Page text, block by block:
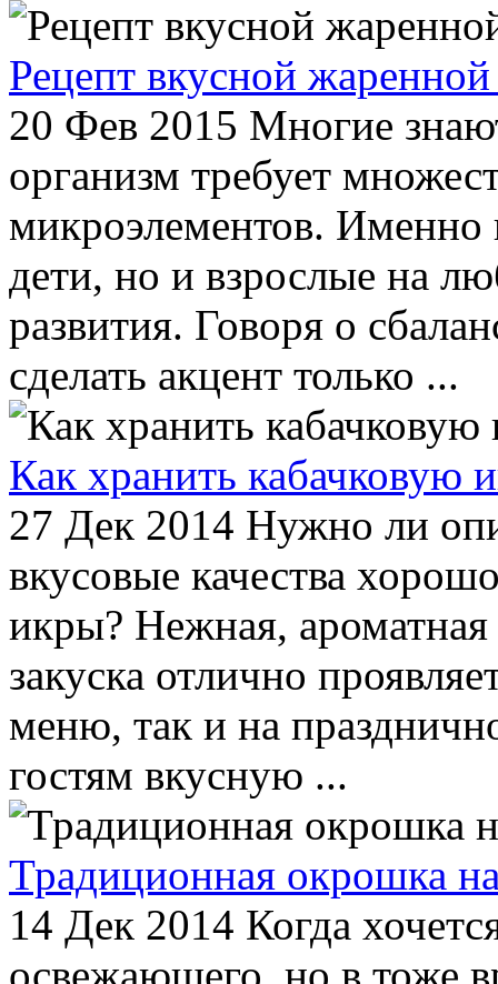
Рецепт вкусной
20 Фев 2015 Многие
организм требует
микроэлементов. Именно
дети, но и взрослые на
развития. Говоря о
сделать акцент только ...
Как хранить кабачковую
27 Дек 2014 Нужно ли
вкусовые качества
икры? Нежная, ароматная
закуска отлично
меню, так и на
гостям вкусную ...
Традиционная окрошка
14 Дек 2014 Когда
освежающего, но в тоже